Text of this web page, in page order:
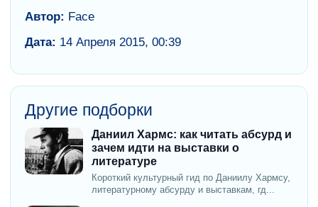
Автор: Face
Дата: 14 Апреля 2015, 00:39
Другие подборки
Даниил Хармс: как читать абсурд и
зачем идти на выставки о
литературе
Короткий культурный гид по Даниилу Хармсу,
литературному абсурду и выставкам, гд...